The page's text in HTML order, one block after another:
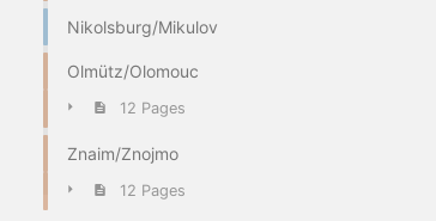
Nikolsburg/Mikulov
Olmütz/Olomouc
12 Pages
Znaim/Znojmo
12 Pages